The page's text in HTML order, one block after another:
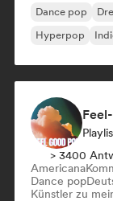
Dance pop
Hyperpop
> 3400
Americana
Dance pop
Künstler zu